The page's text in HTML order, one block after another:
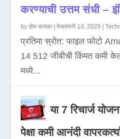
करण्याची उत्तम संधी –
byडोम कावळा |फेब्रुवारी 10, 2025 |
प्रतिमा स्रोत: फाइल फोटो
14 512 जीबीची किंमत कमी
मध्ये...
या 7 रिचार्ज
पेक्षा कमी आनंदी